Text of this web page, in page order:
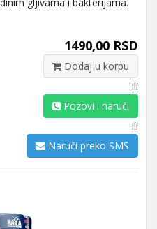
1490,00 RSD
Dodaj u korpu
ili
Pozovi i naruči
ili
Naruči preko SMS